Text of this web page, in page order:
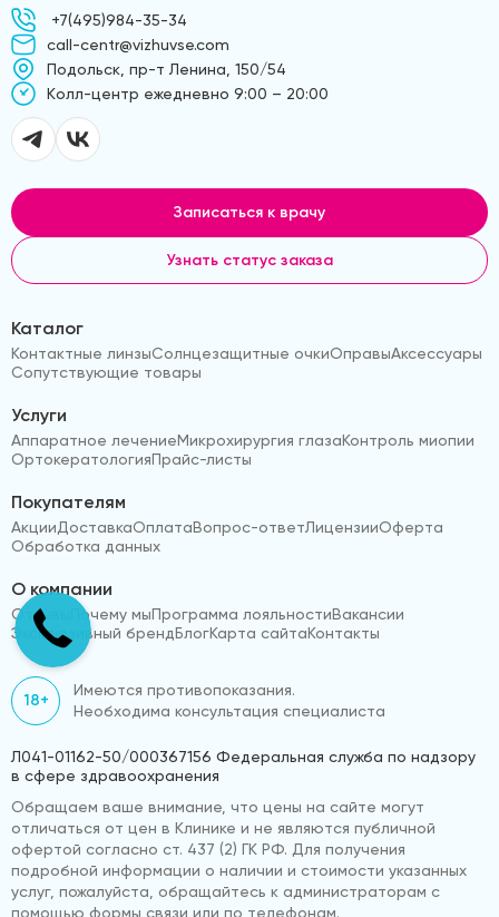
+7(495)984-35-34
call-centr@vizhuvse.com
Подольск, пр-т Ленина, 150/54
Kолл-центр ежедневно 9:00 – 20:00
Записаться к врачу
Узнать статус заказа
Каталог
Контактные линзыСолнцезащитные очкиОправыАксессуары
Сопутствующие товары
Услуги
Аппаратное лечениеМикрохирургия глазаКонтроль миопии
ОртокератологияПрайс-листы
Покупателям
АкцииДоставкаОплатаВопрос-ответЛицензииОферта
Обработка данных
О компании
Отзывы Почему мыПрограмма лояльностиВакансии
Эксклюзивный брендБлогКарта сайтаКонтакты
18+
Имеются противопоказания.
Необходима консультация специалиста
Л041-01162-50/000367156 Федеральная служба по надзору
в сфере здравоохранения
Обращаем ваше внимание, что цены на сайте могут
отличаться от цен в Клинике и не являются публичной
офертой согласно ст. 437 (2) ГК РФ. Для получения
подробной информации о наличии и стоимости указанных
услуг, пожалуйста, обращайтесь к администраторам с
помощью формы связи или по телефонам.